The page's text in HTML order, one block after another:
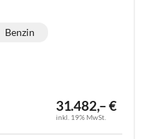
31.482,– €
inkl. 19% MwSt.
Benzin